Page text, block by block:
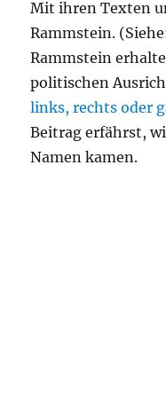
Mit ihren Texten
Rammstein.
Rammstein
politischen
links, rechts oder
Beitrag erfährst,
Namen kamen.